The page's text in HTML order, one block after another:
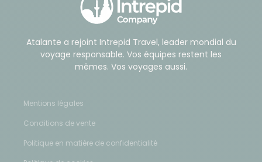
Atalante a rejoint Intrepid Travel, leader mondial du
voyage responsable. Vos équipes restent les
mêmes. Vos voyages aussi.
Mentions légales
Conditions de vente
Politique en matière de confidentialité